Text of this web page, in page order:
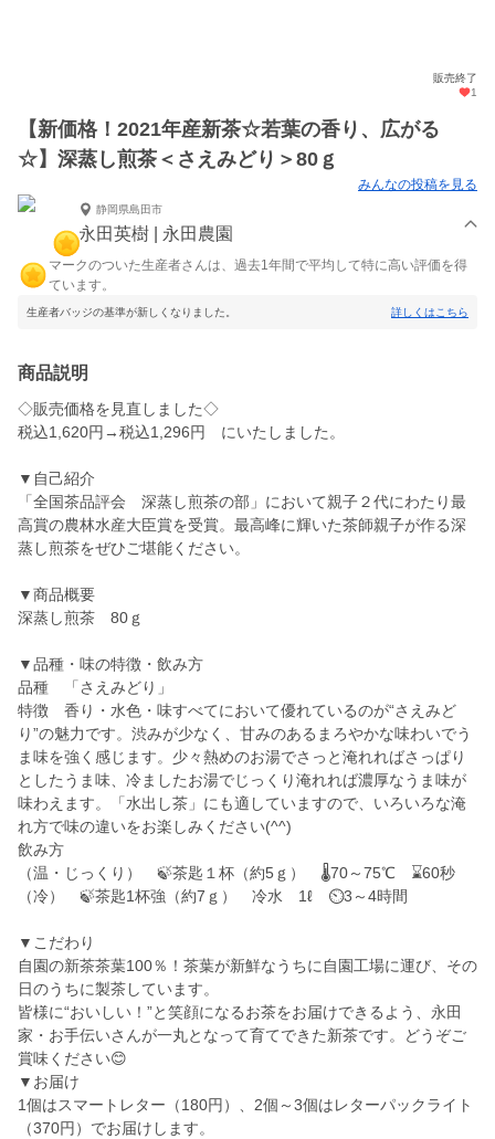
販売終了
1
【新価格！2021年産新茶☆若葉の香り、広がる
☆】深蒸し煎茶＜さえみどり＞80ｇ
みんなの投稿を見る
静岡県島田市
永田英樹 | 永田農園
マークのついた生産者さんは、過去1年間で平均して特に高い評価を得
ています。
生産者バッジの基準が新しくなりました。 詳しくはこちら
商品説明
◇販売価格を見直しました◇
税込1,620円→税込1,296円 にいたしました。
▼自己紹介
「全国茶品評会 深蒸し煎茶の部」において親子２代にわたり最
高賞の農林水産大臣賞を受賞。最高峰に輝いた茶師親子が作る深
蒸し煎茶をぜひご堪能ください。
▼商品概要
深蒸し煎茶 80ｇ
▼品種・味の特徴・飲み方
品種 「さえみどり」
特徴 香り・水色・味すべてにおいて優れているのが“さえみど
り”の魅力です。渋みが少なく、甘みのあるまろやかな味わいでう
ま味を強く感じます。少々熱めのお湯でさっと淹れればさっぱり
としたうま味、冷ましたお湯でじっくり淹れれば濃厚なうま味が
味わえます。「水出し茶」にも適していますので、いろいろな淹
れ方で味の違いをお楽しみください(^^)
飲み方
（温・じっくり） 🍃茶匙１杯（約5ｇ） 🌡70～75℃ ⌛60秒
（冷） 🍃茶匙1杯強（約7ｇ） 冷水 1ℓ ⏲3～4時間
▼こだわり
自園の新茶茶葉100％！茶葉が新鮮なうちに自園工場に運び、その
日のうちに製茶しています。
皆様に“おいしい！”と笑顔になるお茶をお届けできるよう、永田
家・お手伝いさんが一丸となって育てできた新茶です。どうぞご
賞味ください😊
▼お届け
1個はスマートレター（180円）、2個～3個はレターパックライト
（370円）でお届けします。